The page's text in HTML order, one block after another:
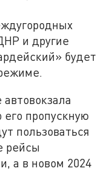
и другие
будет
пропускную
пользоваться
рейсы
а в новом 2024